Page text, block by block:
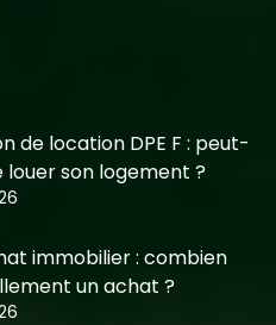
de location DPE F : peut-
louer son logement ?
immobilier : combien
un achat ?